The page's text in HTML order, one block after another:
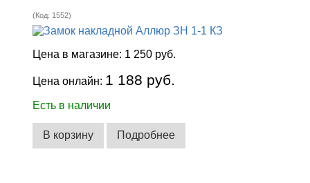
(Код: 1552)
Цена в магазине: 1 250 руб.
Цена онлайн: 1 188 руб.
Есть в наличии
В корзину Подробнее